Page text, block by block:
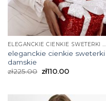
ELEGANCKIE CIENKIE SWETERKI DAMSKIE
eleganckie cienkie sweterki
damskie
zł225.00 zł110.00